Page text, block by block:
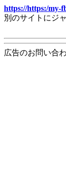
https://https:/my-
別のサイトにジ
広告のお問い合